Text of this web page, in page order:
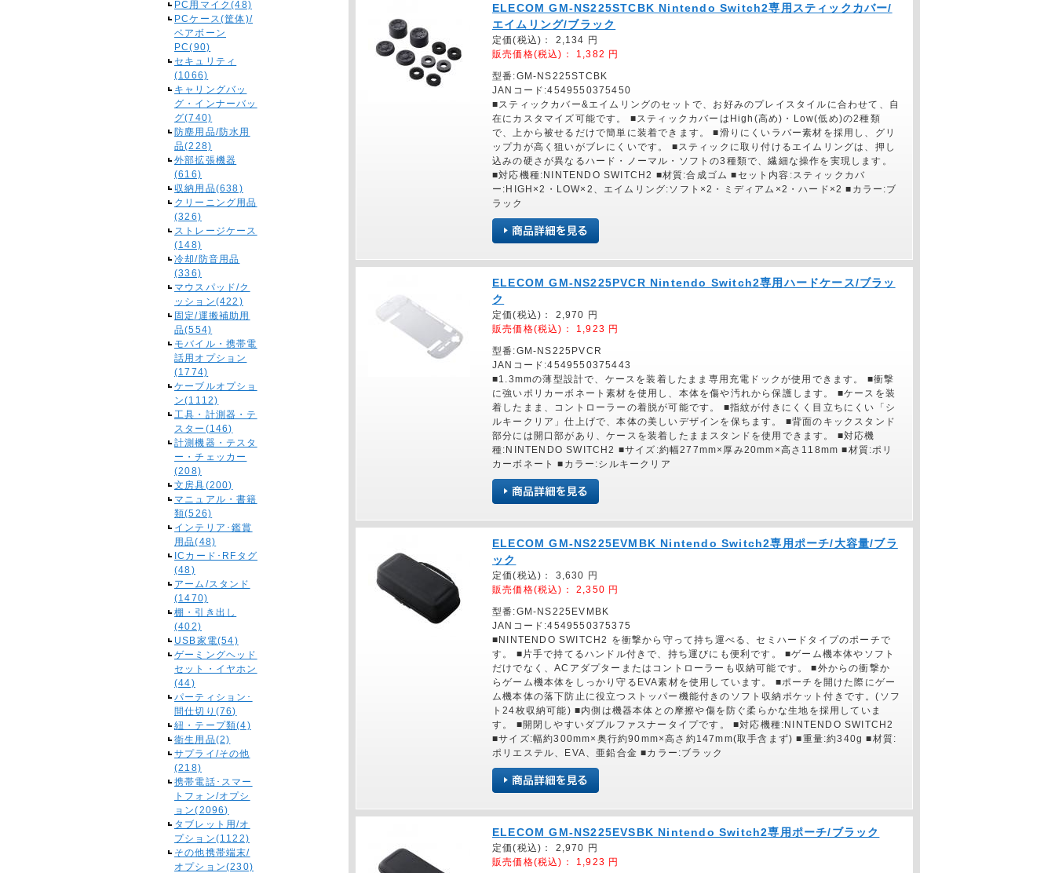
PC用マイク(48)
PCケース(筐体)/
ベアボーン
PC(90)
セキュリティ
(1066)
キャリングバッ
グ・インナーバッ
グ(740)
防塵用品/防水用
品(228)
外部拡張機器
(616)
収納用品(638)
クリーニング用品
(326)
ストレージケース
(148)
冷却/防音用品
(336)
マウスパッド/ク
ッション(422)
固定/運搬補助用
品(554)
モバイル・携帯電
話用オプション
(1774)
ケーブルオプショ
ン(1112)
工具・計測器・テ
スター(146)
計測機器・テスタ
ー・チェッカー
(208)
文房具(200)
マニュアル・書籍
類(526)
インテリア･鑑賞
用品(48)
ICカード･RFタグ
(48)
アーム/スタンド
(1470)
棚・引き出し
(402)
USB家電(54)
ゲーミングヘッド
セット・イヤホン
(44)
パーティション･
間仕切り(76)
紐・テープ類(4)
衛生用品(2)
サプライ/その他
(218)
携帯電話･スマー
トフォン/オプシ
ョン(2096)
タブレット用/オ
プション(1122)
その他携帯端末/
オプション(230)
ELECOM GM-NS225STCBK Nintendo Switch2専用スティックカバー/
エイムリング/ブラック
定価(税込)： 2,134 円
販売価格(税込)： 1,382 円
型番:GM-NS225STCBK
JANコード:4549550375450
■スティックカバー&エイムリングのセットで、お好みのプレイスタイルに合わせて、自
在にカスタマイズ可能です。 ■スティックカバーはHigh(高め)・Low(低め)の2種類
で、上から被せるだけで簡単に装着できます。 ■滑りにくいラバー素材を採用し、グリ
ップ力が高く狙いがブレにくいです。 ■スティックに取り付けるエイムリングは、押し
込みの硬さが異なるハード・ノーマル・ソフトの3種類で、繊細な操作を実現します。
■対応機種:NINTENDO SWITCH2 ■材質:合成ゴム ■セット内容:スティックカバ
ー:HIGH×2・LOW×2、エイムリング:ソフト×2・ミディアム×2・ハード×2 ■カラー:ブ
ラック
ELECOM GM-NS225PVCR Nintendo Switch2専用ハードケース/ブラッ
ク
定価(税込)： 2,970 円
販売価格(税込)： 1,923 円
型番:GM-NS225PVCR
JANコード:4549550375443
■1.3mmの薄型設計で、ケースを装着したまま専用充電ドックが使用できます。 ■衝撃
に強いポリカーボネート素材を使用し、本体を傷や汚れから保護します。 ■ケースを装
着したまま、コントローラーの着脱が可能です。 ■指紋が付きにくく目立ちにくい「シ
ルキークリア」仕上げで、本体の美しいデザインを保ちます。 ■背面のキックスタンド
部分には開口部があり、ケースを装着したままスタンドを使用できます。 ■対応機
種:NINTENDO SWITCH2 ■サイズ:約幅277mm×厚み20mm×高さ118mm ■材質:ポリ
カーボネート ■カラー:シルキークリア
ELECOM GM-NS225EVMBK Nintendo Switch2専用ポーチ/大容量/ブラ
ック
定価(税込)： 3,630 円
販売価格(税込)： 2,350 円
型番:GM-NS225EVMBK
JANコード:4549550375375
■NINTENDO SWITCH2 を衝撃から守って持ち運べる、セミハードタイプのポーチで
す。 ■片手で持てるハンドル付きで、持ち運びにも便利です。 ■ゲーム機本体やソフト
だけでなく、ACアダプターまたはコントローラーも収納可能です。 ■外からの衝撃か
らゲーム機本体をしっかり守るEVA素材を使用しています。 ■ポーチを開けた際にゲー
ム機本体の落下防止に役立つストッパー機能付きのソフト収納ポケット付きです。(ソフ
ト24枚収納可能) ■内側は機器本体との摩擦や傷を防ぐ柔らかな生地を採用していま
す。 ■開閉しやすいダブルファスナータイプです。 ■対応機種:NINTENDO SWITCH2
■サイズ:幅約300mm×奥行約90mm×高さ約147mm(取手含まず) ■重量:約340g ■材質:
ポリエステル、EVA、亜鉛合金 ■カラー:ブラック
ELECOM GM-NS225EVSBK Nintendo Switch2専用ポーチ/ブラック
定価(税込)： 2,970 円
販売価格(税込)： 1,923 円